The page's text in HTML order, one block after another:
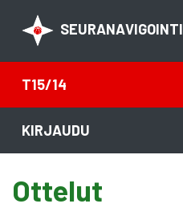
SEURANAVIGOINTI
T15/14
KIRJAUDU
Ottelut